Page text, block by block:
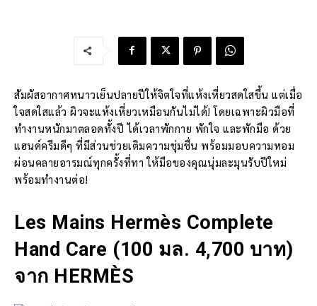
สัมผัสอากาศหนาวเย็นปลายปีให้จิตใจที่แห้งเหี่ยวสดใสขึ้น แต่เมื่อ
ใจสดใสแล้ว ผิวจะแห้งเหี่ยวเหมือนกันไม่ได้! โดยเฉพาะผิวมือที่
ทำงานหนักมาตลอดทั้งปี ได้เวลาพักกาย พักใจ และพักมือ ด้วย
แฮนด์ครีมดีๆ ที่มีส่วนช่วยเติมความชุ่มชื่น พร้อมมอบความหอม
ผ่อนคลายอารมณ์ทุกครั้งที่ทา ให้มือของคุณนุ่มละมุนรับปีใหม่
พร้อมทำงานต่อ!
Les Mains Hermès Complete
Hand Care (100 มล. 4,700 บาท)
จาก HERMÈS